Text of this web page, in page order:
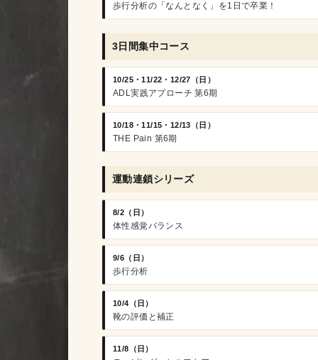
歩行分析の「なんとなく」を1日で卒業！
3日間集中コース
10/25・11/22・12/27（日）
ADL実践アプローチ 第6期
10/18・11/15・12/13（日）
THE Pain 第6期
運動連鎖シリーズ
8/2（日）
体性感覚バランス
9/6（日）
歩行分析
10/4（日）
靴の評価と補正
11/8（日）